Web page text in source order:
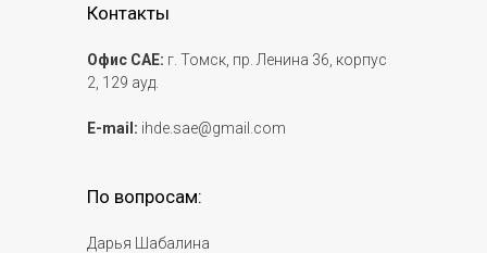
Контакты
Офис САЕ: г. Томск, пр. Ленина 36, корпус
2, 129 ауд.
E-mail: ihde.sae@gmail.com
По вопросам:
Дарья Шабалина